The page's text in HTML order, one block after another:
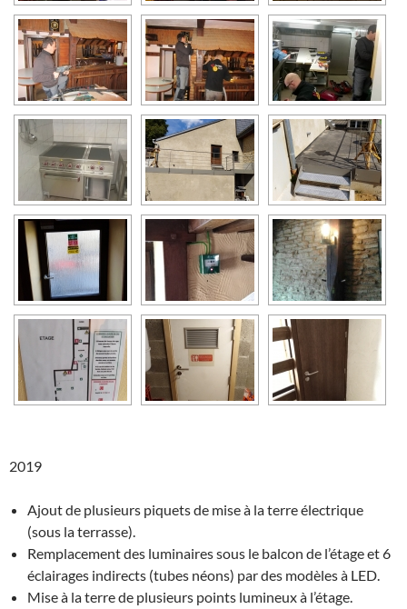
2019
Ajout de plusieurs piquets de mise à la terre électrique
(sous la terrasse).
Remplacement des luminaires sous le balcon de l’étage et 6
éclairages indirects (tubes néons) par des modèles à LED.
Mise à la terre de plusieurs points lumineux à l’étage.